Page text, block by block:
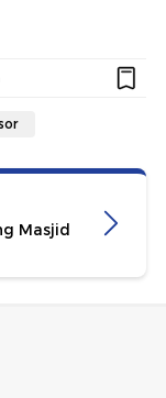
Masjid